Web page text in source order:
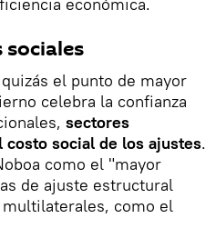
sociales
el punto de mayor
celebra la confianza
sectores
costo social de los ajustes.
como el "mayor
de ajuste estructural
como el